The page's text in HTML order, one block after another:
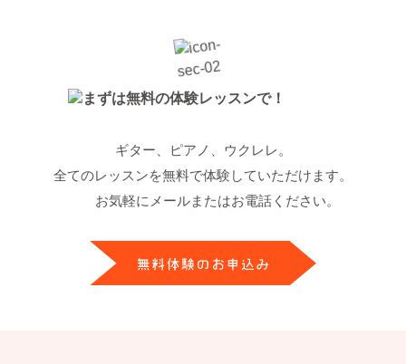
ギター、ピアノ、ウクレレ。
全てのレッスンを無料で体験していただけます。
お気軽にメールまたはお電話ください。